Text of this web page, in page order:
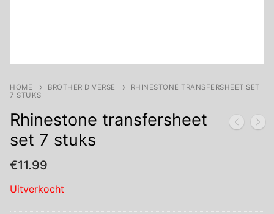
HOME BROTHER DIVERSE
RHINESTONE TRANSFERSHEET SET
7 STUKS
Rhinestone transfersheet
set 7 stuks
€11.99
Uitverkocht